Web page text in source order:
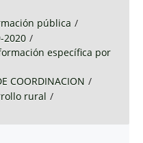
pública /
2020 /
específica por
COORDINACION /
rural /